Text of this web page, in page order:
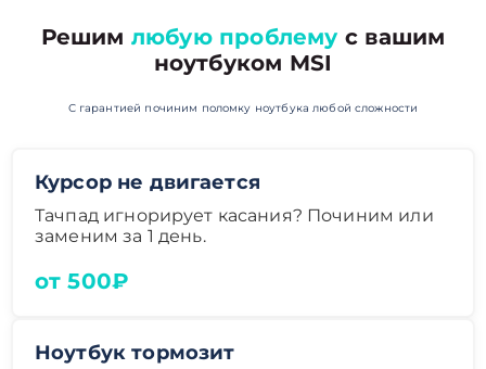
Решим любую проблему с вашим
ноутбуком MSI
С гарантией починим поломку ноутбука любой сложности
Курсор не двигается
Тачпад игнорирует касания? Починим или
заменим за 1 день.
от 500₽
Ноутбук тормозит